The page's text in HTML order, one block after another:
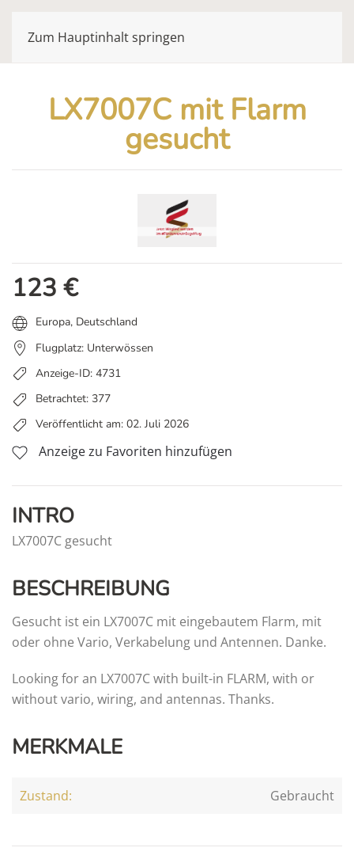
Zum Hauptinhalt springen
LX7007C mit Flarm
gesucht
123 €
Europa, Deutschland
Flugplatz: Unterwössen
Anzeige-ID: 4731
Betrachtet: 377
Veröffentlicht am: 02. Juli 2026
Anzeige zu Favoriten hinzufügen
INTRO
LX7007C gesucht
BESCHREIBUNG
Gesucht ist ein LX7007C mit eingebautem Flarm, mit
oder ohne Vario, Verkabelung und Antennen. Danke.
Looking for an LX7007C with built-in FLARM, with or
without vario, wiring, and antennas. Thanks.
MERKMALE
Zustand: Gebraucht